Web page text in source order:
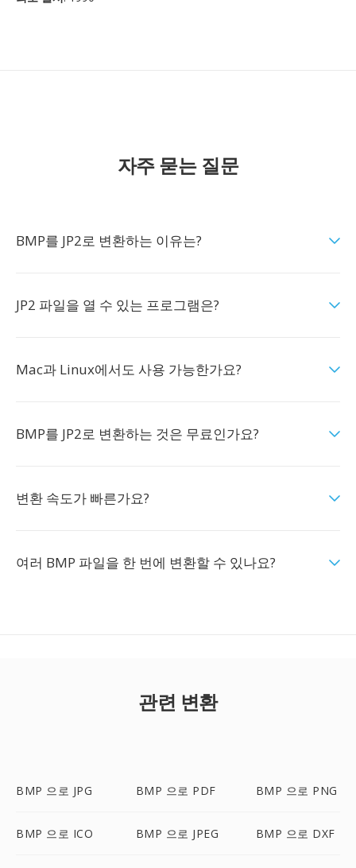
자주 묻는 질문
BMP를 JP2로 변환하는 이유는?
JP2 파일을 열 수 있는 프로그램은?
Mac과 Linux에서도 사용 가능한가요?
BMP를 JP2로 변환하는 것은 무료인가요?
변환 속도가 빠른가요?
여러 BMP 파일을 한 번에 변환할 수 있나요?
관련 변환
BMP 으로 JPG BMP 으로 PDF BMP 으로 PNG
BMP 으로 ICO BMP 으로 JPEG BMP 으로 DXF